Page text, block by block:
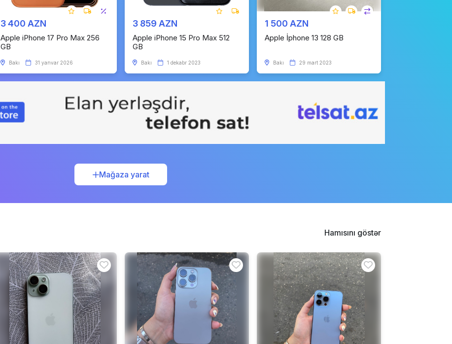
3 400 AZN
Apple iPhone 17 Pro Max 256
GB
Bakı 31 yanvar 2026
3 859 AZN
Apple iPhone 15 Pro Max 512
GB
Bakı 1 dekabr 2023
1 500 AZN
Apple İphone 13 128 GB
Bakı 29 mart 2023
Mağaza yarat
Hamısını göstər